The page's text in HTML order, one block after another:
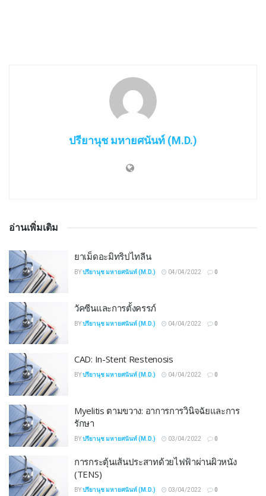
ปรียานุช มหายศนันท์ (M.D.)
อ่านเพิ่มเติม
ยาเม็ดอะมิทริปไทลีน
BYปรียานุช มหายศนันท์ (M.D.) 04/04/2022 0
วัคซีนและการตั้งครรภ์
BYปรียานุช มหายศนันท์ (M.D.) 04/04/2022 0
CAD: In-Stent Restenosis
BYปรียานุช มหายศนันท์ (M.D.) 04/04/2022 0
Myelitis ตามขวาง: อาการการวินิจฉัยและการ
รักษา
BYปรียานุช มหายศนันท์ (M.D.) 03/04/2022 0
การกระตุ้นเส้นประสาทด้วยไฟฟ้าผ่านผิวหนัง
(TENS)
BYปรียานุช มหายศนันท์ (M.D.) 03/04/2022 0